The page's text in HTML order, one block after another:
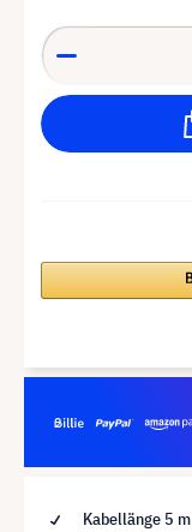
Kabellänge 5 m